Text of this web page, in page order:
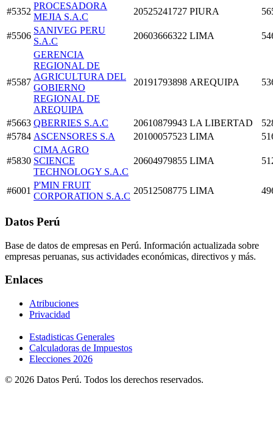
#5352
PROCESADORA
MEJIA S.A.C
20525241727 PIURA
#5506
SANIVEG PERU
S.A.C
20603666322 LIMA
#5587
GERENCIA
REGIONAL DE
AGRICULTURA DEL
GOBIERNO
REGIONAL DE
AREQUIPA
20191793898 AREQUIPA
#5663 QBERRIES S.A.C 20610879943 LA LIBERTAD
#5784 ASCENSORES S.A 20100057523 LIMA
#5830
CIMA AGRO
SCIENCE
TECHNOLOGY S.A.C
20604979855 LIMA
#6001
P'MIN FRUIT
CORPORATION S.A.C
20512508775 LIMA
Datos Perú
Base de datos de empresas en Perú. Información actualizada sobre
empresas peruanas, sus actividades económicas, directivos y más.
Enlaces
Atribuciones
Privacidad
Estadisticas Generales
Calculadoras de Impuestos
Elecciones 2026
© 2026 Datos Perú. Todos los derechos reservados.